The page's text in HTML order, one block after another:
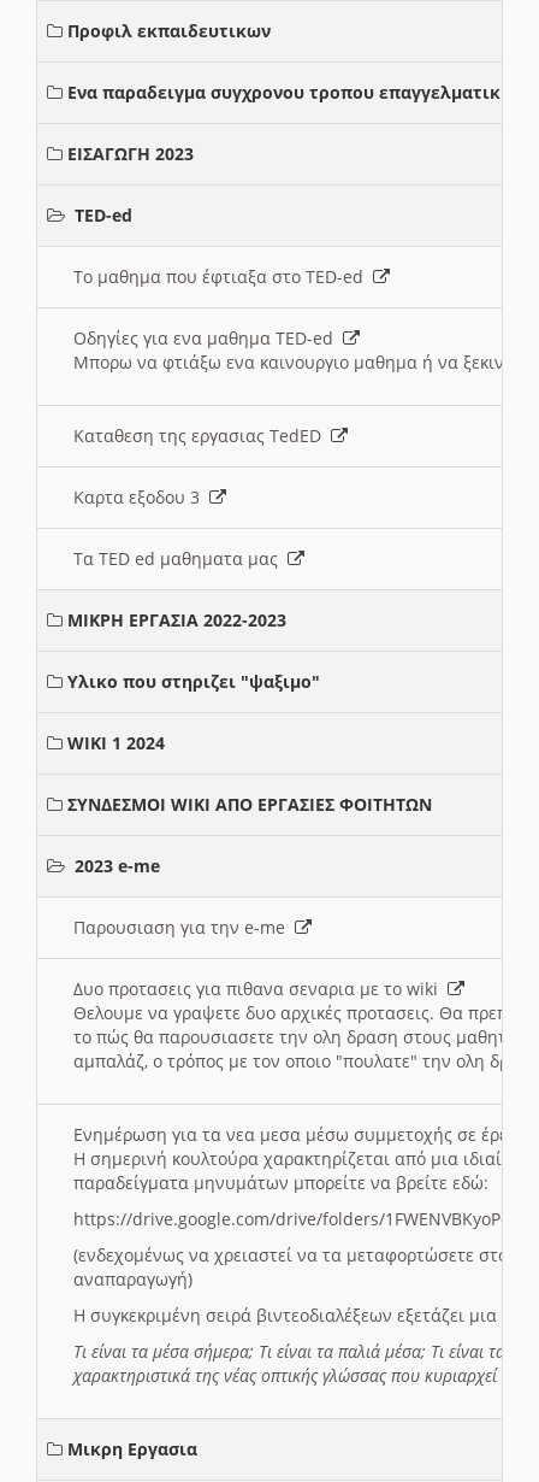
Προφιλ εκπαιδευτικων
Ενα παραδειγμα συγχρονου τροπου επαγγελματικης
ΕΙΣΑΓΩΓΗ 2023
TED-ed
Το μαθημα που έφτιαξα στο TED-ed
Οδηγίες για ενα μαθημα TED-ed
Μπορω να φτιάξω ενα καινουργιο μαθημα ή να
Καταθεση της εργασιας TedED
Καρτα εξοδου 3
Τα TED ed μαθηματα μας
ΜΙΚΡΗ ΕΡΓΑΣΙΑ 2022-2023
Υλικο που στηριζει "ψαξιμο"
WIKI 1 2024
ΣΥΝΔΕΣΜΟΙ WIKI ΑΠΟ ΕΡΓΑΣΙΕΣ ΦΟΙΤΗΤΩΝ
2023 e-me
Παρουσιαση για την e-me
Δυο προτασεις για πιθανα σεναρια με το wiki
Θελουμε να γραψετε δυο αρχικές προτασεις. Θα πρεπει
το πώς θα παρουσιασετε την ολη δραση στους μαθητες
αμπαλάζ, ο τρόπος με τον οποιο "πουλατε" την ολη
Ενημέρωση για τα νεα μεσα μέσω συμμετοχής σε
Η σημερινή κουλτούρα χαρακτηρίζεται από μια
παραδείγματα μηνυμάτων μπορείτε να βρείτε εδώ:
https://drive.google.com/drive/folders/
(ενδεχομένως να χρειαστεί να τα μεταφορτώσετε στο
αναπαραγωγή)
Η συγκεκριμένη σειρά βιντεοδιαλέξεων εξετάζει μια
Τι είναι τα μέσα σήμερα; Τι είναι τα παλιά μέσα; Τι είναι τα
χαρακτηριστικά της νέας οπτικής γλώσσας που κυριαρχεί
Μικρη Εργασια